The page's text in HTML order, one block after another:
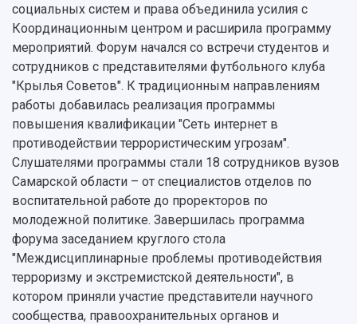
социальных систем и права объединила усилия с
Координационным центром и расширила программу
мероприятий. Форум начался со встречи студентов и
сотрудников с представителями футбольного клуба
"Крылья Советов". К традиционным направлениям
работы добавилась реализация программы
повышения квалификации "Сеть интернет в
противодействии террористическим угрозам".
Слушателями программы стали 18 сотрудников вузов
Самарской области – от специалистов отделов по
воспитательной работе до проректоров по
молодежной политике. Завершилась программа
форума заседанием круглого стола
"Междисциплинарные проблемы противодействия
терроризму и экстремистской деятельности", в
котором приняли участие представители научного
сообщества, правоохранительных органов и